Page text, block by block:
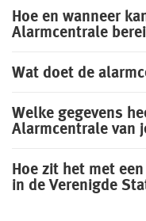
Persoonlijke
Zakelijke
Andere branches
Vind een adviseur bij
Gratis persoonlijk
Met een onafhankelijke
Voor particulieren
Voor expats
Service en contact
Over De Goudse
Onze organisatie
Ons beleid
Hoe en wanneer
Alarmcentrale
Wat doet de
Welke gegevens
Alarmcentrale van
Hoe zit het met
in de Verenigde